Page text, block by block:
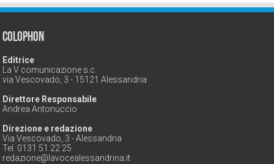
Colophon
Editrice
La V comunicazione s.c.
via Vescovado, 3 - 15121 Alessandria
Direttore Responsabile
Andrea Antonuccio
Direzione e redazione
Via Vescovado, 3 - Alessandria
Tel. 0131 51 22 25
redazione@lavocealessandrina.it